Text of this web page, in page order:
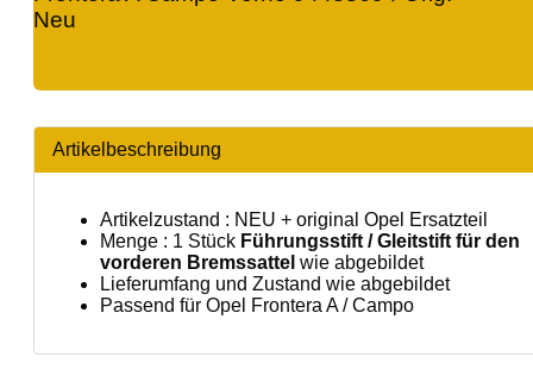
Neu
Artikelbeschreibung
Artikelzustand : NEU + original Opel Ersatzteil
Menge : 1 Stück Führungsstift / Gleitstift für den
vorderen Bremssattel wie abgebildet
Lieferumfang und Zustand wie abgebildet
Passend für Opel Frontera A / Campo